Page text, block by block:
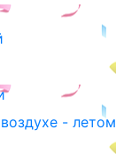
- летом